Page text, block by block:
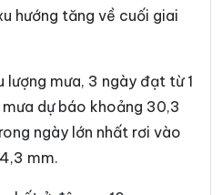
Xã Giao An
Xã Hà Trung
Xã Hiền Kiệt
hướng tăng về cuối giai
lượng mưa, 3 ngày đạt từ 1
dự báo khoảng 30,3
ngày lớn nhất rơi vào
mm.